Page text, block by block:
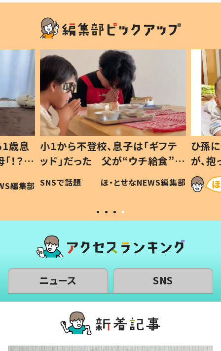
歳息
？」
編集部
小1から不登校、息子は「ギフテ
ッド」だった 父が“ウチ給食”を
作り続ける理由とは #令和の親
#令和の子
SNSで話題 ほ・とせなNEWS編集部
ひ孫
が、
「涙
い」
ニュース SNS